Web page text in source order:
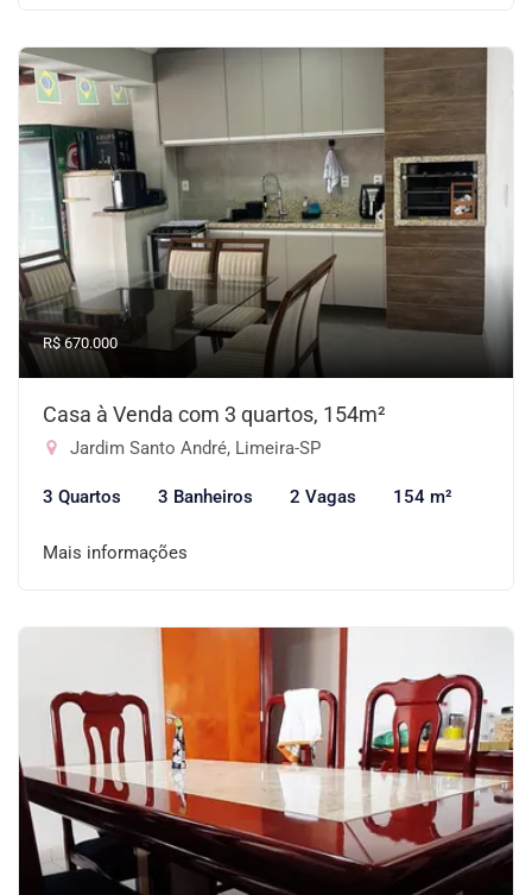
R$ 670.000
Casa à Venda com 3 quartos, 154m²
Jardim Santo André, Limeira-SP
3 Quartos 3 Banheiros 2 Vagas 154 m²
Mais informações